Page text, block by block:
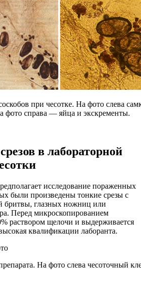
при чесотке. На фото слева
фото справа — яйца и экскременты.
в лабораторной
исследование пораженных
были произведены тонкие срезы с
бритвы, глазных ножниц или
Перед микроскопированием
раствором щелочи и выдерживается
квалификации лаборанта.
На фото слева чесоточный